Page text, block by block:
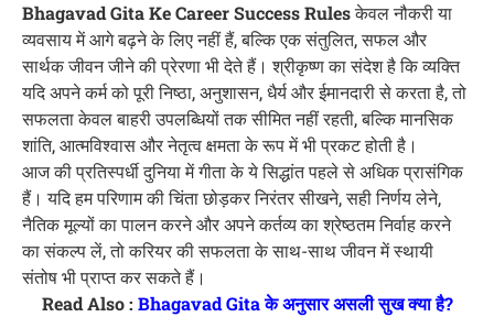
Bhagavad Gita Ke Career Success Rulesकेवल नौकरी या
व्यवसाय में आगे बढ़ने के लिए नहीं हैं, बल्कि एक संतुलित, सफल और
सार्थक जीवन जीने की प्रेरणा भी देते हैं। श्रीकृष्ण का संदेश है कि व्यक्ति
यदि अपने कर्म को पूरी निष्ठा, अनुशासन, धैर्य और ईमानदारी से करता है, तो
सफलता केवल बाहरी उपलब्धियों तक सीमित नहीं रहती, बल्कि मानसिक
शांति, आत्मविश्वास और नेतृत्व क्षमता के रूप में भी प्रकट होती है।
आज की प्रतिस्पर्धी दुनिया में गीता के ये सिद्धांत पहले से अधिक प्रासंगिक
हैं। यदि हम परिणाम की चिंता छोड़कर निरंतर सीखने, सही निर्णय लेने,
नैतिक मूल्यों का पालन करने और अपने कर्तव्य का श्रेष्ठतम निर्वाह करने
का संकल्प लें, तो करियर की सफलता के साथ-साथ जीवन में स्थायी
संतोष भी प्राप्त कर सकते हैं।
Read Also : Bhagavad Gita के अनुसार असली सुख क्या है?